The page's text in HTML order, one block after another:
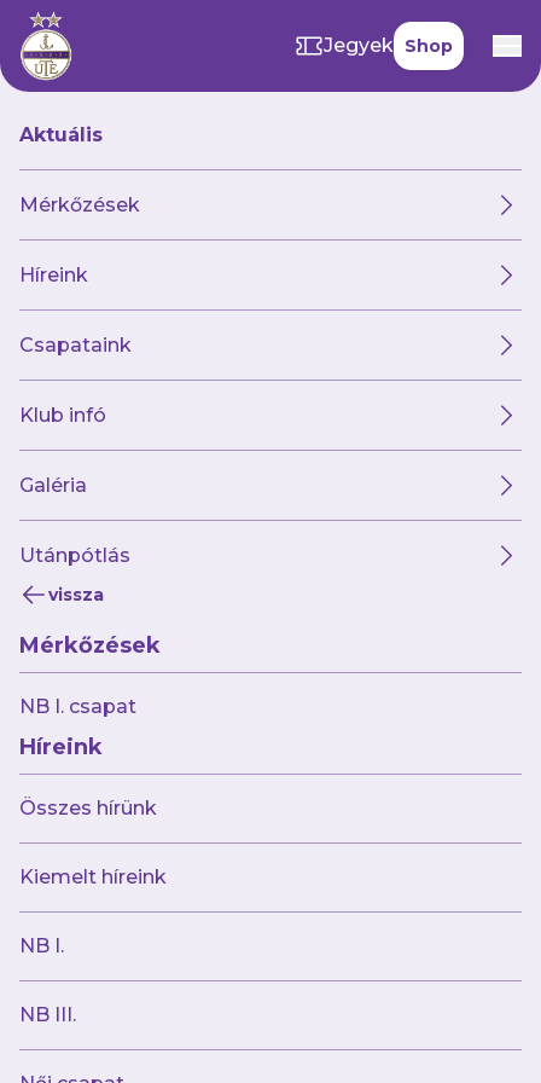
Jegyek Shop
Aktuális
Mérkőzések
Híreink
Csapataink
Klub infó
Galéria
Utánpótlás
vissza
Mérkőzések
NB I. csapat
Híreink
Összes hírünk
Kiemelt híreink
NB I.
NB III.
2023.09.19
Gyűjtsd össze a Legendákat!
2023.09.11